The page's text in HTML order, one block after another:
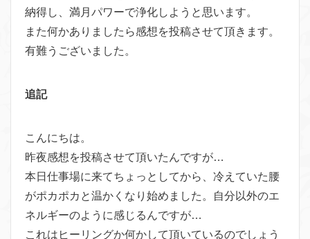
納得し、満月パワーで浄化しようと思います。
また何かありましたら感想を投稿させて頂きます。
有難うございました。
追記
こんにちは。
昨夜感想を投稿させて頂いたんですが…
本日仕事場に来てちょっとしてから、冷えていた腰
がポカポカと温かくなり始めました。自分以外のエ
ネルギーのように感じるんですが…
これはヒーリングか何かして頂いているのでしょう